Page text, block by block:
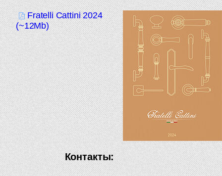
Fratelli Cattini 2024
(~12Mb)
Контакты: